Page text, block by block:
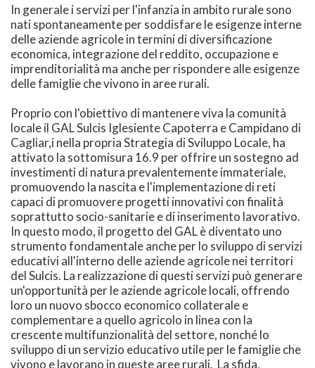
In generale i servizi per l'infanzia in ambito rurale sono
nati spontaneamente per soddisfare le esigenze interne
delle aziende agricole in termini di diversificazione
economica, integrazione del reddito, occupazione e
imprenditorialità ma anche per rispondere alle esigenze
delle famiglie che vivono in aree rurali.
Proprio con l'obiettivo di mantenere viva la comunità
locale il GAL Sulcis Iglesiente Capoterra e Campidano di
Cagliar,i nella propria Strategia di Sviluppo Locale, ha
attivato la sottomisura 16.9 per offrire un sostegno ad
investimenti di natura prevalentemente immateriale,
promuovendo la nascita e l'implementazione di reti
capaci di promuovere progetti innovativi con finalità
soprattutto socio-sanitarie e di inserimento lavorativo.
In questo modo, il progetto del GAL è diventato uno
strumento fondamentale anche per lo sviluppo di servizi
educativi all'interno delle aziende agricole nei territori
del Sulcis. La realizzazione di questi servizi può generare
un'opportunità per le aziende agricole locali, offrendo
loro un nuovo sbocco economico collaterale e
complementare a quello agricolo in linea con la
crescente multifunzionalità del settore, nonché lo
sviluppo di un servizio educativo utile per le famiglie che
vivono e lavorano in queste aree rurali. La sfida,